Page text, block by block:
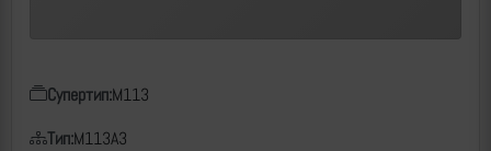
Супертип:M113
Тип:M113A3